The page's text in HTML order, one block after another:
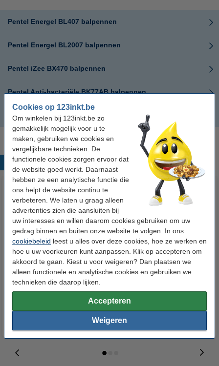
Cookies op 123inkt.be
Om winkelen bij 123inkt.be zo
gemakkelijk mogelijk voor u te
maken, gebruiken we cookies en
vergelijkbare technieken. De
functionele cookies zorgen ervoor dat
de website goed werkt. Daarnaast
hebben ze een analytische functie die
ons helpt de website continu te
verbeteren. We laten u graag alleen
advertenties zien die aansluiten bij
uw interesses en willen daarom cookies gebruiken om uw
gedrag binnen en buiten onze website te volgen. In ons
cookiebeleid leest u alles over deze cookies, hoe ze werken en
hoe u uw voorkeuren kunt aanpassen. Klik op accepteren om
akkoord te gaan. Kiest u voor weigeren? Dan plaatsen we
alleen functionele en analytische cookies en gebruiken we
technieken die daarop lijken.
Accepteren
Weigeren
Pentel Energel BL407 balpennen
Pentel Energel BL2007 balpennen
Pentel iZee BX470 balpennen
Pentel Anti-bacteriële BK77AB balpennen
Pentel Fineliners
Populaire producten
123inkt kopieerpapier 1 pak van
500 vellen A4 - 80 g/m²
Apple iPhone Lightning
oplaadkabel wit (2 meter)